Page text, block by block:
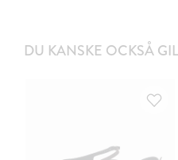
DU KANSKE OCKSÅ